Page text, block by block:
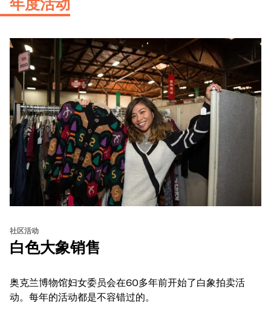
年度活动
社区活动
白色大象销售
奥克兰博物馆妇女委员会在60多年前开始了白象拍卖活
动。每年的活动都是不容错过的。